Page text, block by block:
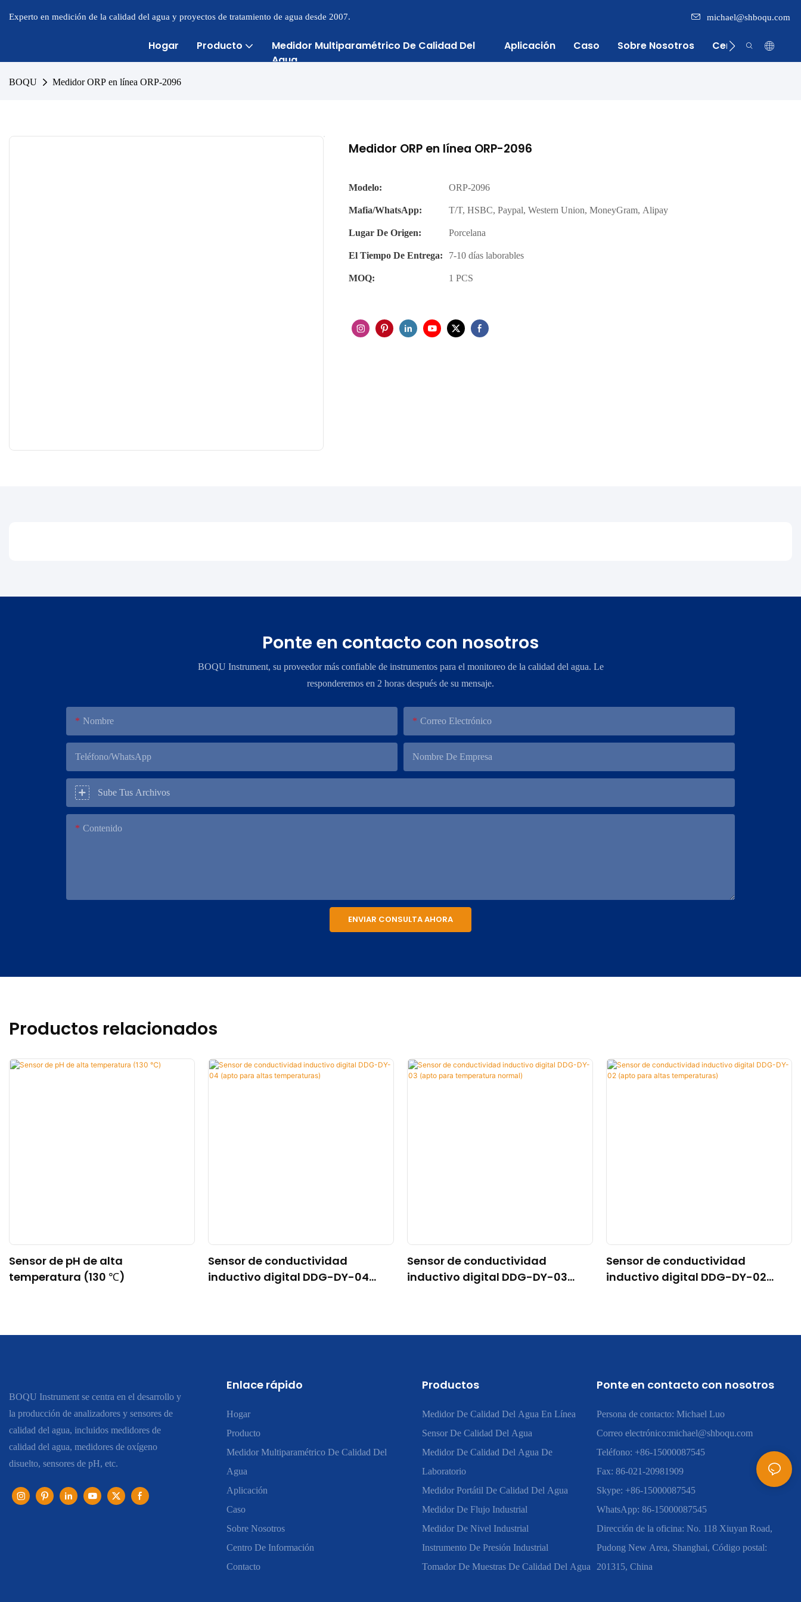
Experto en medición de la calidad del agua y proyectos de tratamiento de agua desde 2007. michael@shboqu.com
Hogar Producto
Medidor Multiparamétrico De Calidad Del
Agua
Aplicación Caso Sobre Nosotros Centro De
BOQU Medidor ORP en línea ORP-2096
Medidor ORP en línea ORP-2096
Modelo:
ORP-2096
Mafia/WhatsApp:
T/T, HSBC, Paypal, Western Union, MoneyGram, Alipay
Lugar De Origen:
Porcelana
El Tiempo De Entrega:
7-10 días laborables
MOQ:
1 PCS
Ponte en contacto con nosotros
BOQU Instrument, su proveedor más confiable de instrumentos para el monitoreo de la calidad del agua. Le
responderemos en 2 horas después de su mensaje.
Nombre Correo Electrónico
Teléfono/WhatsApp Nombre De Empresa
Sube Tus Archivos
Contenido
ENVIAR CONSULTA AHORA
Productos relacionados
Sensor de pH de alta
temperatura (130 ℃)
Sensor de conductividad
inductivo digital DDG-DY-04
Sensor de conductividad
inductivo digital DDG-DY-03
Sensor de conductividad
inductivo digital DDG-DY-02
BOQU Instrument se centra en el desarrollo y
la producción de analizadores y sensores de
calidad del agua, incluidos medidores de
calidad del agua, medidores de oxígeno
disuelto, sensores de pH, etc.
Enlace rápido
Hogar
Producto
Medidor Multiparamétrico De Calidad Del
Agua
Aplicación
Caso
Sobre Nosotros
Centro De Información
Contacto
Productos
Medidor De Calidad Del Agua En Línea
Sensor De Calidad Del Agua
Medidor De Calidad Del Agua De
Laboratorio
Medidor Portátil De Calidad Del Agua
Medidor De Flujo Industrial
Medidor De Nivel Industrial
Instrumento De Presión Industrial
Tomador De Muestras De Calidad Del Agua
Ponte en contacto con nosotros
Persona de contacto: Michael Luo
Correo electrónico:michael@shboqu.com
Teléfono: +86-15000087545
Fax: 86-021-20981909
Skype: +86-15000087545
WhatsApp: 86-15000087545
Dirección de la oficina: No. 118 Xiuyan Road,
Pudong New Area, Shanghai, Código postal:
201315, China